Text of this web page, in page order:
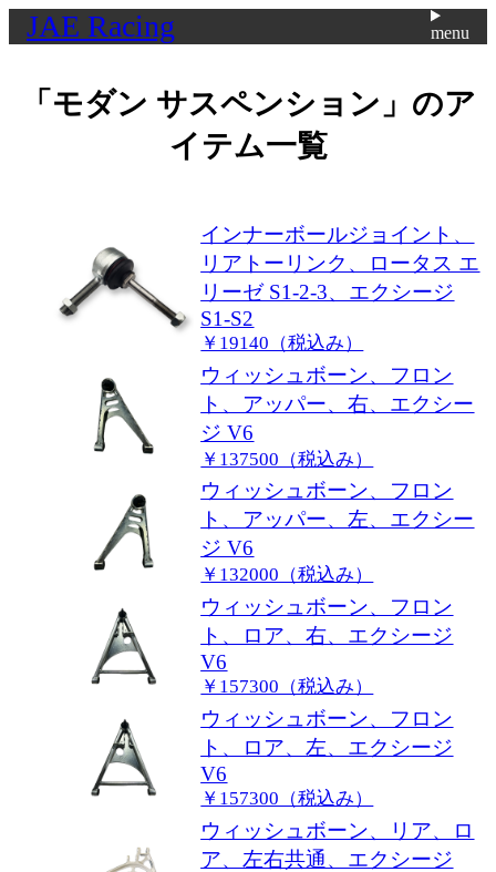
JAE Racing menu
「 モダン サスペンション 」のア
イテム一覧
インナーボールジョイント、
リアトーリンク、ロータス エ
リーゼ S1-2-3、エクシージ
S1-S2
￥19140（税込み）
ウィッシュボーン、フロン
ト、アッパー、右、エクシー
ジ V6
￥137500（税込み）
ウィッシュボーン、フロン
ト、アッパー、左、エクシー
ジ V6
￥132000（税込み）
ウィッシュボーン、フロン
ト、ロア、右、エクシージ
V6
￥157300（税込み）
ウィッシュボーン、フロン
ト、ロア、左、エクシージ
V6
￥157300（税込み）
ウィッシュボーン、リア、ロ
ア、左右共通、エクシージ